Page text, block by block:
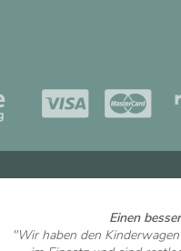
Einen
"Wir haben den